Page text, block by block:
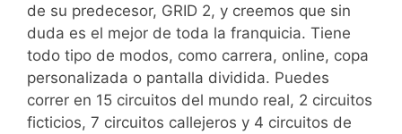
de su predecesor, GRID 2, y creemos que sin
duda es el mejor de toda la franquicia. Tiene
todo tipo de modos, como carrera, online, copa
personalizada o pantalla dividida. Puedes
correr en 15 circuitos del mundo real, 2 circuitos
ficticios, 7 circuitos callejeros y 4 circuitos de